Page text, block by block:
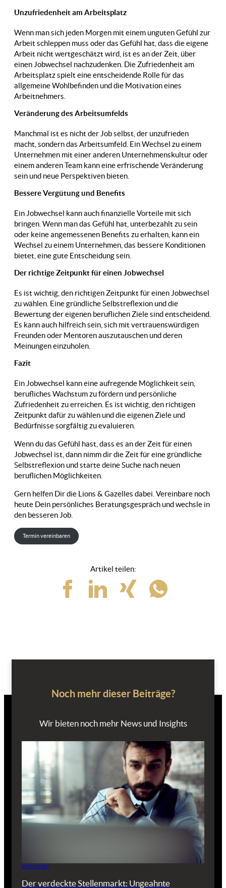
Unzufriedenheit am Arbeitsplatz
Wenn man sich jeden Morgen mit einem unguten Gefühl zur
Arbeit schleppen muss oder das Gefühl hat, dass die eigene
Arbeit nicht wertgeschätzt wird, ist es an der Zeit, über
einen Jobwechsel nachzudenken. Die Zufriedenheit am
Arbeitsplatz spielt eine entscheidende Rolle für das
allgemeine Wohlbefinden und die Motivation eines
Arbeitnehmers.
Veränderung des Arbeitsumfelds
Manchmal ist es nicht der Job selbst, der unzufrieden
macht, sondern das Arbeitsumfeld. Ein Wechsel zu einem
Unternehmen mit einer anderen Unternehmenskultur oder
einem anderen Team kann eine erfrischende Veränderung
sein und neue Perspektiven bieten.
Bessere Vergütung und Benefits
Ein Jobwechsel kann auch finanzielle Vorteile mit sich
bringen. Wenn man das Gefühl hat, unterbezahlt zu sein
oder keine angemessenen Benefits zu erhalten, kann ein
Wechsel zu einem Unternehmen, das bessere Konditionen
bietet, eine gute Entscheidung sein.
Der richtige Zeitpunkt für einen Jobwechsel
Es ist wichtig, den richtigen Zeitpunkt für einen Jobwechsel
zu wählen. Eine gründliche Selbstreflexion und die
Bewertung der eigenen beruflichen Ziele sind entscheidend.
Es kann auch hilfreich sein, sich mit vertrauenswürdigen
Freunden oder Mentoren auszutauschen und deren
Meinungen einzuholen.
Fazit
Ein Jobwechsel kann eine aufregende Möglichkeit sein,
berufliches Wachstum zu fördern und persönliche
Zufriedenheit zu erreichen. Es ist wichtig, den richtigen
Zeitpunkt dafür zu wählen und die eigenen Ziele und
Bedürfnisse sorgfältig zu evaluieren.
Wenn du das Gefühl hast, dass es an der Zeit für einen
Jobwechsel ist, dann nimm dir die Zeit für eine gründliche
Selbstreflexion und starte deine Suche nach neuen
beruflichen Möglichkeiten.
Gern helfen Dir die Lions & Gazelles dabei. Vereinbare noch
heute Dein persönliches Beratungsgespräch und wechsle in
den besseren Job.
Termin vereinbaren
Artikel teilen:
Noch mehr dieser Beiträge?
Wir bieten noch mehr News und Insights
STANDARD
Der verdeckte Stellenmarkt: Ungeahnte